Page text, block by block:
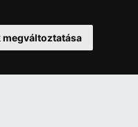
megváltoztatása